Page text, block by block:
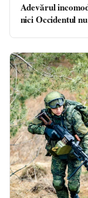
Adevărul
nici Occidentul